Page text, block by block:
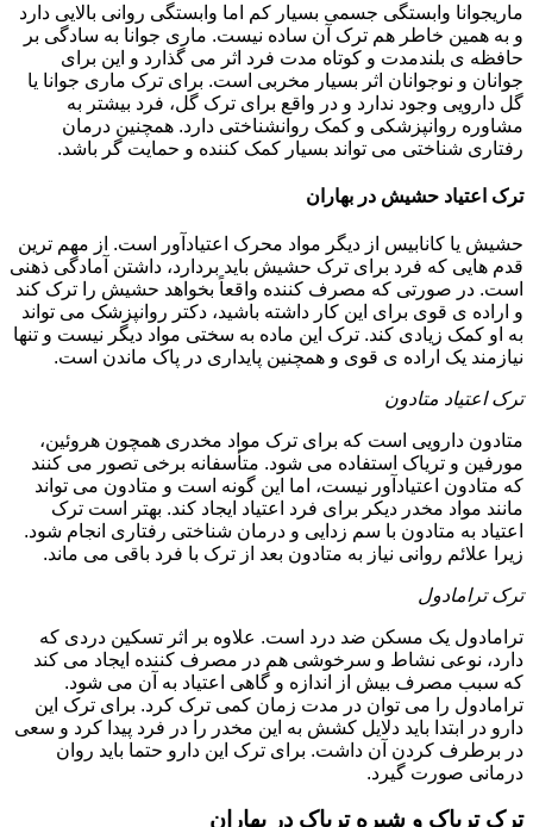
ماریجوانا وابستگی جسمی بسیار کم اما وابستگی روانی بالایی دارد
و به همین خاطر هم ترک آن ساده نیست. ماری جوانا به سادگی بر
حافظه ی بلندمدت و کوتاه مدت فرد اثر می گذارد و این برای
جوانان و نوجوانان اثر بسیار مخربی است. برای ترک ماری جوانا یا
گل دارویی وجود ندارد و در واقع برای ترک گل، فرد بیشتر به
مشاوره روانپزشکی و کمک روانشناختی دارد. همچنین درمان
رفتاری شناختی می تواند بسیار کمک کننده و حمایت گر باشد.
ترک اعتیاد حشیش در بهاران
حشیش یا کانابیس از دیگر مواد محرک اعتیادآور است. از مهم ترین
قدم هایی که فرد برای ترک حشیش باید بردارد، داشتن آمادگی ذهنی
است. در صورتی که مصرف کننده واقعاً بخواهد حشیش را ترک کند
و اراده ی قوی برای این کار داشته باشید، دکتر روانپزشک می تواند
به او کمک زیادی کند. ترک این ماده به سختی مواد دیگر نیست و تنها
نیازمند یک اراده ی قوی و همچنین پایداری در پاک ماندن است.
ترک اعتیاد متادون
متادون دارویی است که برای ترک مواد مخدری همچون هروئین،
مورفین و تریاک استفاده می شود. متأسفانه برخی تصور می کنند
که متادون اعتیادآور نیست، اما این گونه است و متادون می تواند
مانند مواد مخدر دیکر برای فرد اعتیاد ایجاد کند. بهتر است ترک
اعتیاد به متادون با سم زدایی و درمان شناختی رفتاری انجام شود.
زیرا علائم روانی نیاز به متادون بعد از ترک با فرد باقی می ماند.
ترک ترامادول
ترامادول یک مسکن ضد درد است. علاوه بر اثر تسکین دردی که
دارد، نوعی نشاط و سرخوشی هم در مصرف کننده ایجاد می کند
که سبب مصرف بیش از اندازه و گاهی اعتیاد به آن می شود.
ترامادول را می توان در مدت زمان کمی ترک کرد. برای ترک این
دارو در ابتدا باید دلایل کشش به این مخدر را در فرد پیدا کرد و سعی
در برطرف کردن آن داشت. برای ترک این دارو حتما باید روان
درمانی صورت گیرد.
ترک تریاک و شیره تریاک در بهاران